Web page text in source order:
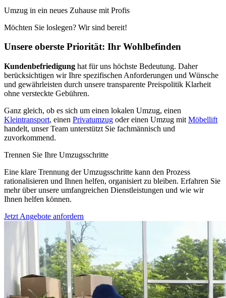
Umzug in ein neues Zuhause mit Profis
Möchten Sie loslegen? Wir sind bereit!
Unsere oberste Priorität: Ihr Wohlbefinden
Kundenbefriedigung hat für uns höchste Bedeutung. Daher
berücksichtigen wir Ihre spezifischen Anforderungen und Wünsche
und gewährleisten durch unsere transparente Preispolitik Klarheit
ohne versteckte Gebühren.
Ganz gleich, ob es sich um einen lokalen Umzug, einen
Kleintransport, einen Privatumzug oder einen Umzug mit Möbellift
handelt, unser Team unterstützt Sie fachmännisch und
zuvorkommend.
Trennen Sie Ihre Umzugsschritte
Eine klare Trennung der Umzugsschritte kann den Prozess
rationalisieren und Ihnen helfen, organisiert zu bleiben. Erfahren Sie
mehr über unsere umfangreichen Dienstleistungen und wie wir
Ihnen helfen können.
Jetzt Angebote anfordern